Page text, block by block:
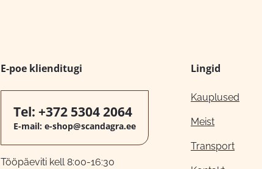
E-poe klienditugi
Tel: +372 5304 2064
E-mail: e-shop@scandagra.ee
Tööpäeviti kell 8:00-16:30
Lingid
Kauplused
Meist
Transport